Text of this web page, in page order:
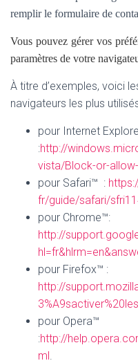
remplir le formulaire de
Vous pouvez gérer vos
paramètres de votre
À titre d’exemples, voici
navigateurs les plus
pour Internet
:http://
vista/Block-or-
pour Safari™ :
fr/guide/safari/
pour Chrome™:
http://
pour Firefox™ :
http://
pour Opera™
:http://
ml